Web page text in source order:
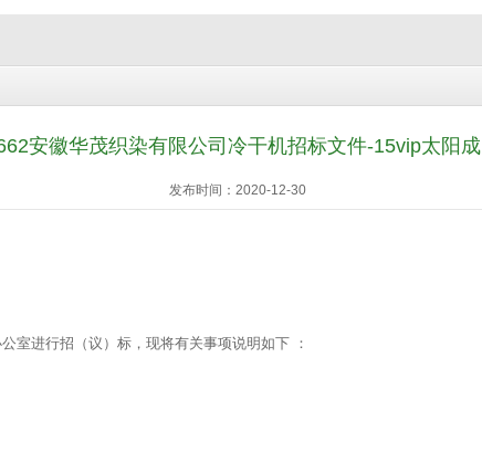
安徽华茂织染有限公司冷干机招标文件-15vip太阳成
发布时间：2020-12-30
室进行招（议）标，现将有关事项说明如下 ：